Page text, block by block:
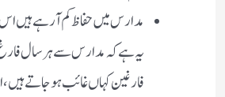
مدارس میں حفاظ کم آ رہے ہیں
یہ ہے کہ مدارس سے ہر سال
فارغین کہاں غائب ہو جاتے